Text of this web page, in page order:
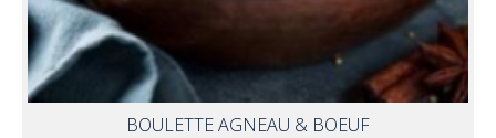
BOULETTE AGNEAU & BOEUF